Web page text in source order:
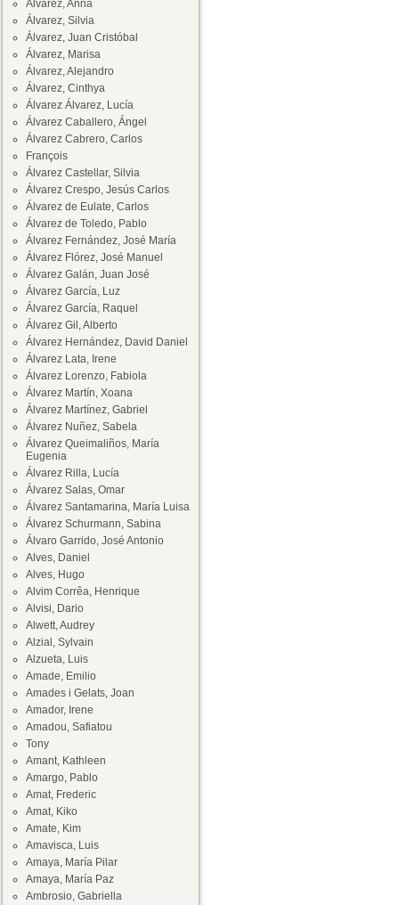
Álvarez, Anna
Álvarez, Silvia
Álvarez, Juan Cristóbal
Álvarez, Marisa
Álvarez, Alejandro
Álvarez, Cinthya
Álvarez Álvarez, Lucía
Álvarez Caballero, Ángel
Álvarez Cabrero, Carlos
François
Álvarez Castellar, Silvia
Álvarez Crespo, Jesús Carlos
Álvarez de Eulate, Carlos
Álvarez de Toledo, Pablo
Álvarez Fernández, José María
Álvarez Flórez, José Manuel
Álvarez Galán, Juan José
Álvarez García, Luz
Álvarez García, Raquel
Álvarez Gil, Alberto
Álvarez Hernández, David Daniel
Álvarez Lata, Irene
Álvarez Lorenzo, Fabiola
Álvarez Martín, Xoana
Álvarez Martínez, Gabriel
Álvarez Nuñez, Sabela
Álvarez Queimaliños, María
Eugenia
Álvarez Rilla, Lucía
Álvarez Salas, Omar
Álvarez Santamarina, María Luisa
Álvarez Schurmann, Sabina
Álvaro Garrido, José Antonio
Alves, Daniel
Alves, Hugo
Alvim Corrêa, Henrique
Alvisi, Dario
Alwett, Audrey
Alzial, Sylvain
Alzueta, Luis
Amade, Emilio
Amades i Gelats, Joan
Amador, Irene
Amadou, Safiatou
Tony
Amant, Kathleen
Amargo, Pablo
Amat, Frederic
Amat, Kiko
Amate, Kim
Amavisca, Luis
Amaya, María Pilar
Amaya, María Paz
Ambrosio, Gabriella